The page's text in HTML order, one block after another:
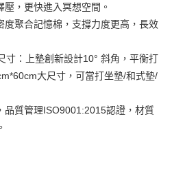
台北富邦商業銀行
兆豐國際商業銀行
華泰商業銀行
遠東國際商業銀行
永豐商業銀行
中國信託商業銀行
彰化商業銀行
台北富邦商業銀行
台中商業銀行
華泰商業銀行
星展（台灣）商業銀行
，更快進入冥想空間。
度聚合記憶棉，支撐力度更高，長效
寸：上墊創新設計10° 斜角，平衡打
大尺寸，可當打坐墊/和式墊/
品質管理ISO9001:2015認證，材質